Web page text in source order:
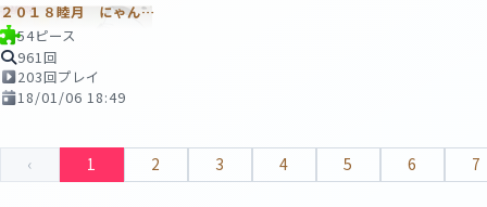
２０１８睦月 にゃんこ先生カレンダー
54ピース
961回
203回プレイ
18/01/06 18:49
‹ 1 2 3 4 5 6 7